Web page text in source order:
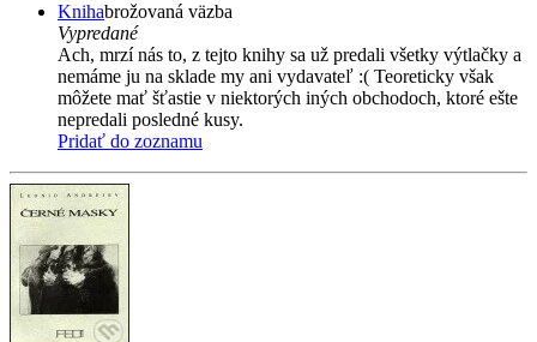
Knihabrožovaná väzba
Vypredané
Ach, mrzí nás to, z tejto knihy sa už predali všetky výtlačky a
nemáme ju na sklade my ani vydavateľ :( Teoreticky však
môžete mať šťastie v niektorých iných obchodoch, ktoré ešte
nepredali posledné kusy.
Pridať do zoznamu